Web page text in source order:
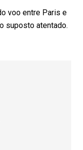
voo entre Paris e
suposto atentado.